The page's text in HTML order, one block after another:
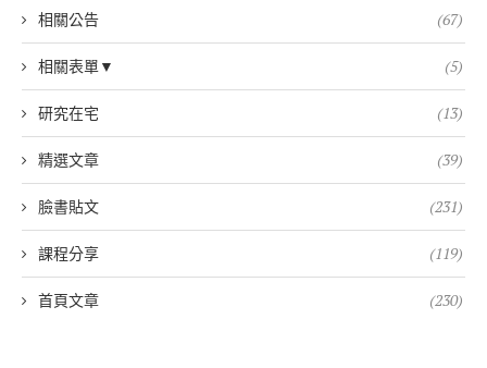
相關公告 (67)
相關表單▼ (5)
研究在宅 (13)
精選文章 (39)
臉書貼文 (231)
課程分享 (119)
首頁文章 (230)